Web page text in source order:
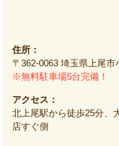
住所：
〒362-0063 埼玉県上尾市
※無料駐車場5台完備！
アクセス：
北上尾駅から徒歩25分、
店すぐ側